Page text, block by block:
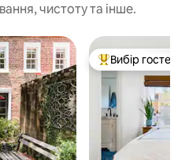
чистоту та інше.
Топ вибір гостей
Вибір гостей